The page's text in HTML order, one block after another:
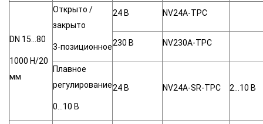
DN 15…80
1000 Н/20
мм
Открыто /
закрыто
3-позиционное
24 В NV24A-TPC
230 В NV230A-TPC
Плавное
регулирование
0…10 В
24 В NV24A-SR-TPC 2…10 B